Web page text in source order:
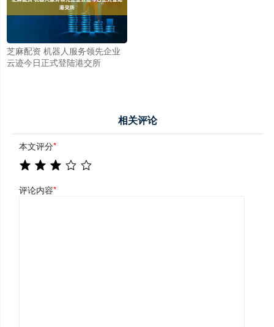
芝麻配资 机器人服务领先企业
云迹今日正式登陆港交所
相关评论
本文评分*
评论内容*